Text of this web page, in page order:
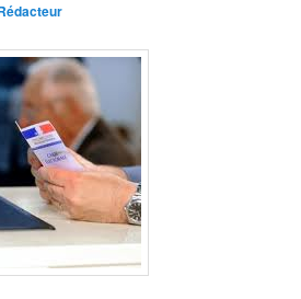
s
t
c
e
s